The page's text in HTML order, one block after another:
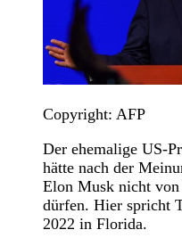
Copyright: AFP
Der ehemalige US-
hätte nach der
Elon Musk nicht
dürfen. Hier spricht
2022 in Florida.